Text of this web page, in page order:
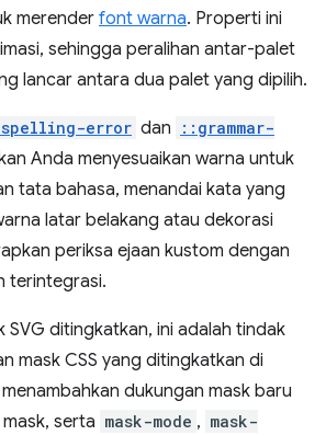
merender font warna. Properti ini
sehingga peralihan antar-palet
lancar antara dua palet yang dipilih.
error dan
::grammar-
Anda menyesuaikan warna untuk
tata bahasa, menandai kata yang
latar belakang atau dekorasi
periksa ejaan kustom dengan
terintegrasi.
SVG ditingkatkan, ini adalah tindak
mask CSS yang ditingkatkan di
dukungan mask baru
serta mask-mode , mask-